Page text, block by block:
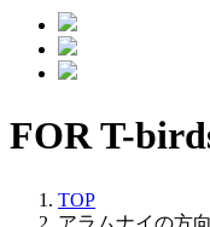
FOR T-
TOP
アラムナイの方